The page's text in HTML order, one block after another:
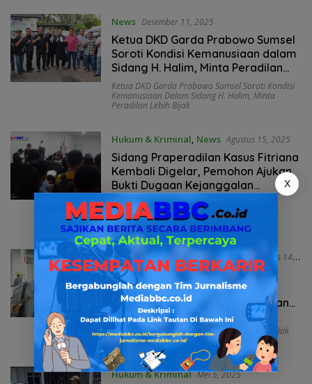
News Desember 11, 2025
Ketua DKD Garda Prabowo Sumsel
Soroti Kondisi Kemanusiaan dalam
Sidang H. Halim, Minta Peradilan
Lebih Bijak
Ketua DKD Garda Prabowo Sumsel Soroti Kondisi
Kemanusiaan Dalam Sidang H. Halim, Minta
Peradilan Lebih Bijak
Hukum & Kriminal, News Agustus 15, 2025
Sidang Praperadilan Kasus Fitriana
Kembali Digelar, Pemohon Ajukan
Bukti Dugaan Kejanggalan
Prosedur Hukum
Pemohon Ajukan Bukti Dugaan Kejanggalan
Prosedur Hukum Sidang Praperadilan Kasus
Fitriana Kembali Digelar
News,Hukum & Kriminal, Polri
Agustus 14,
2025
Sidang Praperadilan di PN
Palembang: Pemohon Tolak
Eksepsi Termohon, Siap Hadirkan
Bukti dan Saksi
Siap Hadirkan Bukti Dan Saksi,Sidang
Praperadilan Di PN Palembang: Pemohon Tolak
Eksepsi Termohon
Hukum & Kriminal Mei 5, 2025
X